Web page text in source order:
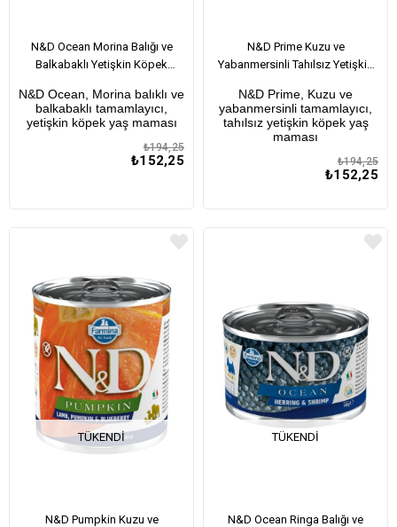
N&D Ocean Morina Balığı ve
Balkabaklı Yetişkin Köpek
N&D Ocean, Morina balıklı ve
balkabaklı tamamlayıcı,
yetişkin köpek yaş maması
₺152,25
₺194,25
N&D Prime Kuzu ve
Yabanmersinli Tahılsız Yetişkin
N&D Prime, Kuzu ve
yabanmersinli tamamlayıcı,
tahılsız yetişkin köpek yaş
maması
₺152,25
₺194,25
TÜKENDI
N&D Pumpkin Kuzu ve
TÜKENDI
N&D Ocean Ringa Balığı ve